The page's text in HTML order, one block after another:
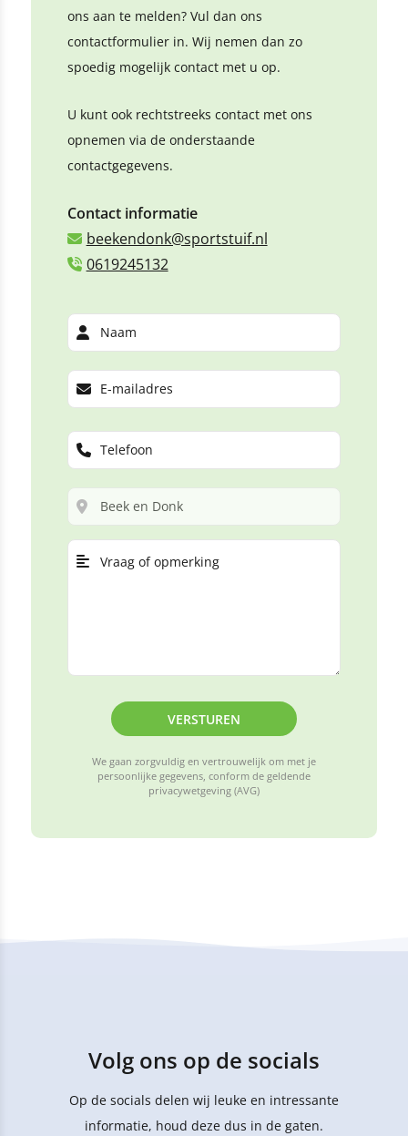
ons aan te melden? Vul dan ons
contactformulier in. Wij nemen dan zo
spoedig mogelijk contact met u op.
U kunt ook rechtstreeks contact met ons
opnemen via de onderstaande
contactgegevens.
Contact informatie
beekendonk@sportstuif.nl
0619245132
VERSTUREN
We gaan zorgvuldig en vertrouwelijk om met je
persoonlijke gegevens, conform de geldende
privacywetgeving (AVG)
Volg ons op de socials
Op de socials delen wij leuke en intressante
informatie, houd deze dus in de gaten.